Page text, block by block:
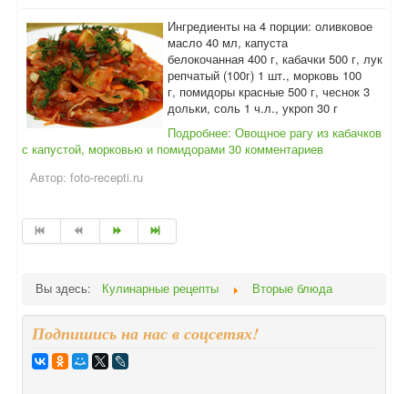
Ингредиенты на 4 порции: оливковое
масло 40 мл, капуста
белокочанная 400 г, кабачки 500 г, лук
репчатый (100г) 1 шт., морковь 100
г, помидоры красные 500 г, чеснок 3
дольки, соль 1 ч.л., укроп 30 г
Подробнее: Овощное рагу из кабачков
с капустой, морковью и помидорами 30 комментариев
Автор: foto-recepti.ru
Вы здесь: Кулинарные рецепты Вторые блюда
Подпишись на нас в соцсетях!